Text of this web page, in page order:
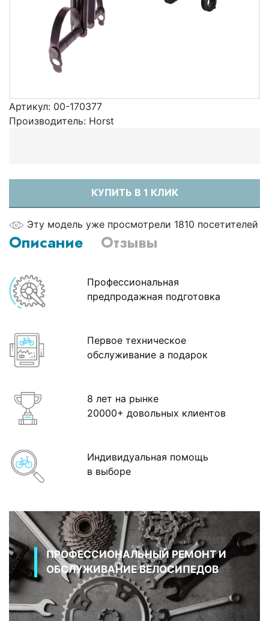
Артикул: 00-170377
Производитель: Horst
КУПИТЬ В 1 КЛИК
Эту модель уже просмотрели 1810 посетителей
Описание Отзывы
Профессиональная
предпродажная подготовка
Первое техническое
обслуживание а подарок
8 лет на рынке
20000+ довольных клиентов
Индивидуальная помощь
в выборе
ПРОФЕССИОНАЛЬНЫЙ РЕМОНТ И
ОБСЛУЖИВАНИЕ ВЕЛОСИПЕДОВ